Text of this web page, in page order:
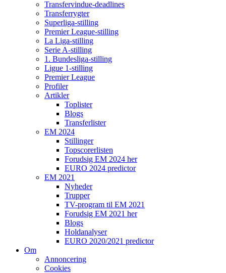
Transfervindue-deadlines
Transferrygter
Superliga-stilling
Premier League-stilling
La Liga-stilling
Serie A-stilling
1. Bundesliga-stilling
Ligue 1-stilling
Premier League
Profiler
Artikler
Toplister
Blogs
Transferlister
EM 2024
Stillinger
Topscorerlisten
Forudsig EM 2024 her
EURO 2024 predictor
EM 2021
Nyheder
Trupper
TV-program til EM 2021
Forudsig EM 2021 her
Blogs
Holdanalyser
EURO 2020/2021 predictor
Om
Annoncering
Cookies